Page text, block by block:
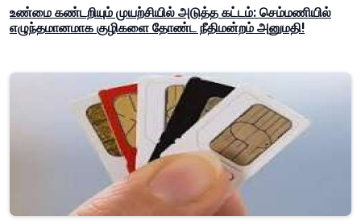
உண்மை கண்டறியும் முயற்சியில் அடுத்த கட்டம்: செம்மணியில்
எழுந்தமானமாக குழிகளை தோண்ட நீதிமன்றம் அனுமதி!